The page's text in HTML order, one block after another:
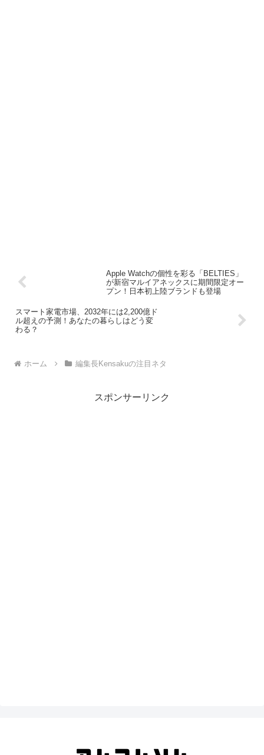
Apple Watchの個性を彩る「BELTIES」
が新宿マルイアネックスに期間限定オー
プン！日本初上陸ブランドも登場
スマート家電市場、2032年には2,200億ド
ル超えの予測！あなたの暮らしはどう変
わる？
ホーム 編集長Kensakuの注目ネタ
スポンサーリンク